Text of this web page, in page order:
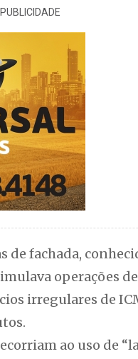
fachada,
operações
irregulares de
ao uso de